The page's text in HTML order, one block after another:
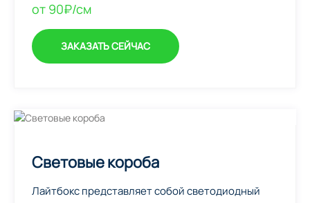
от 90₽/см
ЗАКАЗАТЬ СЕЙЧАС
Световые короба
Лайтбокс представляет собой светодиодный